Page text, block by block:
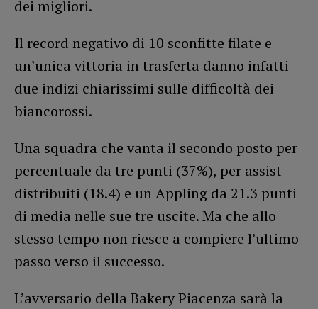
dei migliori.
Il record negativo di 10 sconfitte filate e
un’unica vittoria in trasferta danno infatti
due indizi chiarissimi sulle difficoltà dei
biancorossi.
Una squadra che vanta il secondo posto per
percentuale da tre punti (37%), per assist
distribuiti (18.4) e un Appling da 21.3 punti
di media nelle sue tre uscite. Ma che allo
stesso tempo non riesce a compiere l’ultimo
passo verso il successo.
L’avversario della Bakery Piacenza sarà la